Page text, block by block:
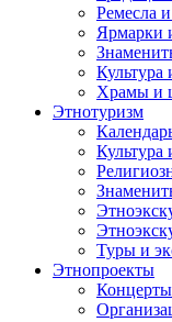
Ремесла
Ярмарки
Культура
Храмы и
Этнотуризм
Культура
Туры и
Этнопроекты